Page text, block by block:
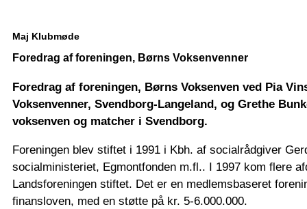
Maj Klubmøde
Foredrag af foreningen, Børns Voksenvenner
Foredrag af foreningen, Børns Voksenven ved Pia
Voksenvenner, Svendborg-Langeland, og Grethe
voksenven og matcher i Svendborg.
Foreningen blev stiftet i 1991 i Kbh. af socialrådgiver
socialministeriet, Egmontfonden m.fl.. I 1997 kom flere
Landsforeningen stiftet. Det er en medlemsbaseret
finansloven, med en støtte på kr. 5-6.000.000.